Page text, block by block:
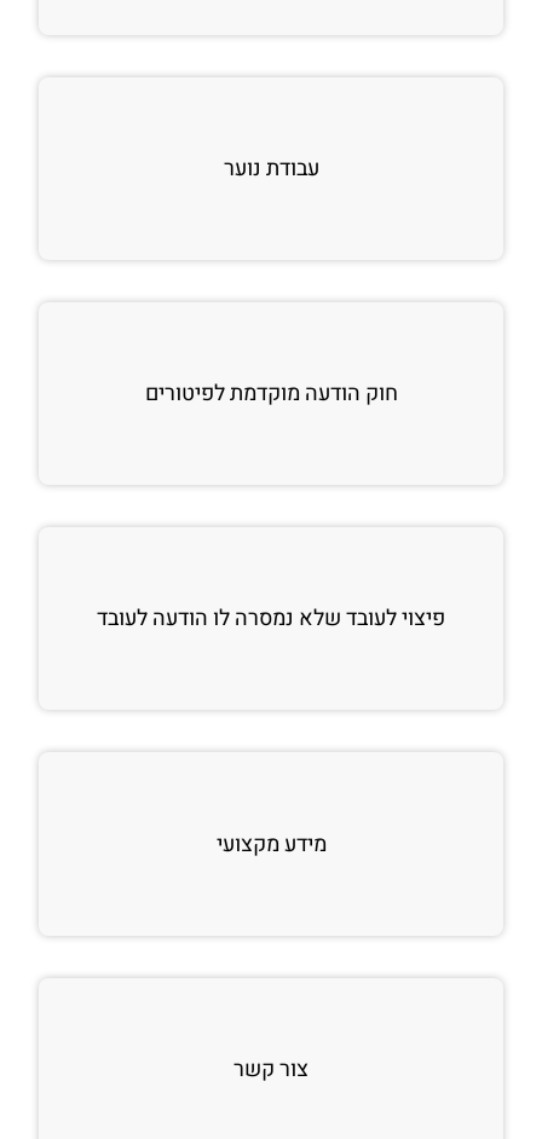
עבודת נוער
חוק הודעה מוקדמת לפיטורים
פיצוי לעובד שלא נמסרה לו הודעה לעובד
מידע מקצועי
צור קשר